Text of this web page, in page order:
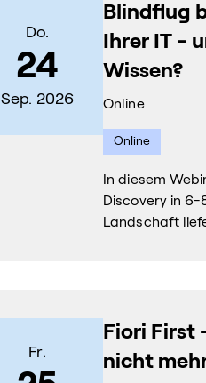
Do.
24
Sep. 2026
Blindflug
Ihrer IT -
Wissen?
Online
Online
In diesem
Discovery in 6-
Landschaft
Fr.
Fiori First
nicht